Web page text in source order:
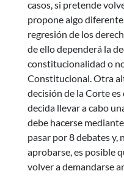
casos, si pretende
propone algo
regresión de los
de ello dependerá la
constitucionalidad o
Constitucional. Otra
decisión de la Corte
decida llevar a cabo
debe hacerse
pasar por 8 debates y,
aprobarse, es posible
volver a demandarse